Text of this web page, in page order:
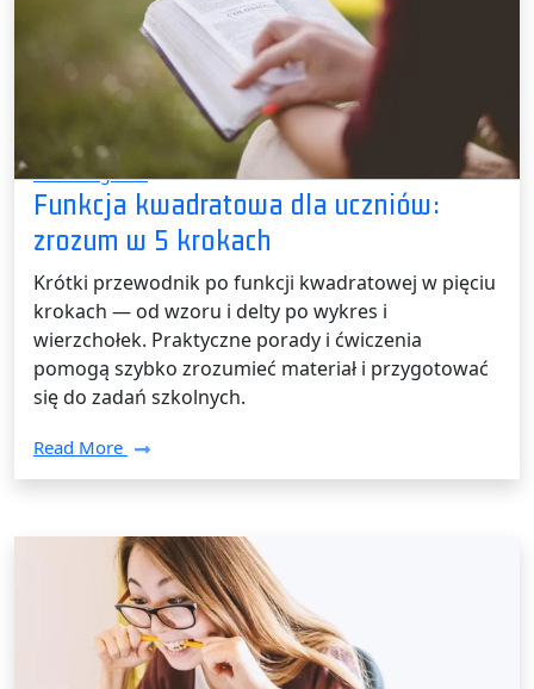
Bez kategorii /30 czerwca 2026
Funkcja kwadratowa dla uczniów:
zrozum w 5 krokach
Krótki przewodnik po funkcji kwadratowej w pięciu
krokach — od wzoru i delty po wykres i
wierzchołek. Praktyczne porady i ćwiczenia
pomogą szybko zrozumieć materiał i przygotować
się do zadań szkolnych.
Read More